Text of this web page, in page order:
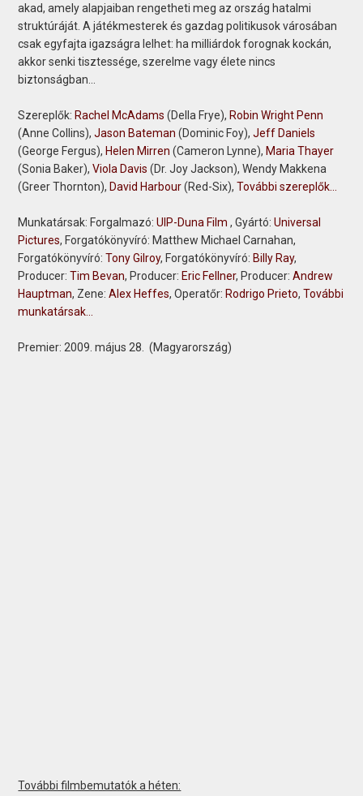
akad, amely alapjaiban rengetheti meg az ország hatalmi
struktúráját. A játékmesterek és gazdag politikusok városában
csak egyfajta igazságra lelhet: ha milliárdok forognak kockán,
akkor senki tisztessége, szerelme vagy élete nincs
biztonságban...
Szereplők: Rachel McAdams (Della Frye), Robin Wright Penn
(Anne Collins),Jason Bateman (Dominic Foy),Jeff Daniels
(George Fergus), Helen Mirren (Cameron Lynne), Maria Thayer
(Sonia Baker),Viola Davis (Dr. Joy Jackson), Wendy Makkena
(Greer Thornton), David Harbour(Red-Six),További szereplők...
Munkatársak: Forgalmazó:UIP-Duna Film, Gyártó:Universal
Pictures, Forgatókönyvíró: Matthew Michael Carnahan,
Forgatókönyvíró:Tony Gilroy, Forgatókönyvíró: Billy Ray,
Producer:Tim Bevan, Producer: Eric Fellner, Producer:Andrew
Hauptman, Zene:Alex Heffes, Operatőr: Rodrigo Prieto,További
munkatársak...
Premier: 2009. május 28. (Magyarország)
További filmbemutatók a héten: